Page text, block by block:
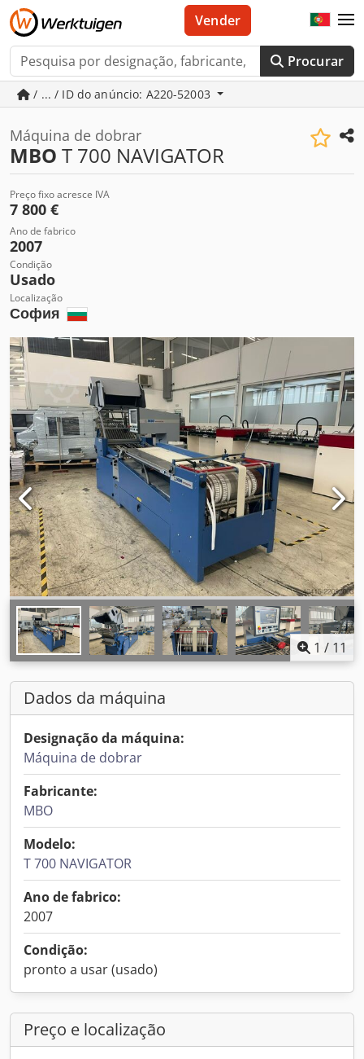
Procurar
Vender
/ ... / ID do anúncio: A220-52003
Máquina de dobrar
MBO T 700 NAVIGATOR
Preço fixo acresce IVA
7 800 €
Ano de fabrico
2007
Condição
Usado
Localização
София
1 / 11
Dados da máquina
Designação da máquina:
Máquina de dobrar
Fabricante:
MBO
Modelo:
T 700 NAVIGATOR
Ano de fabrico:
2007
Condição:
pronto a usar (usado)
Preço e localização